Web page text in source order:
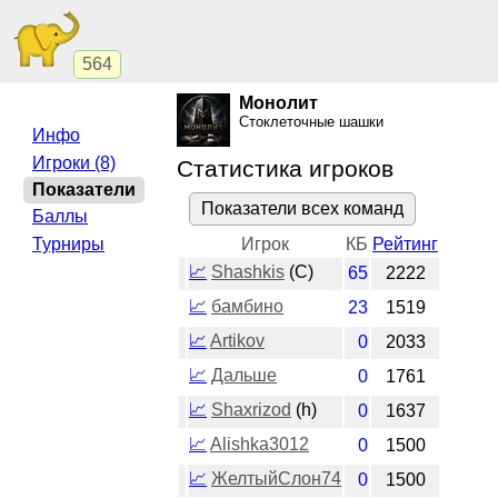
564
Монолит
Стоклеточные шашки
Статистика игроков
Показатели всех команд
Игрок
КБ Рейтинг
📈 Shashkis (C) 65
2222
📈 бамбино 23
1519
📈 Artikov 0
2033
📈 Дальше 0
1761
📈 Shaxrizod (h) 0
1637
📈 Alishka3012 0
1500
📈 ЖелтыйСлон74 0
1500
Инфо
Игроки (8)
Показатели
Баллы
Турниры